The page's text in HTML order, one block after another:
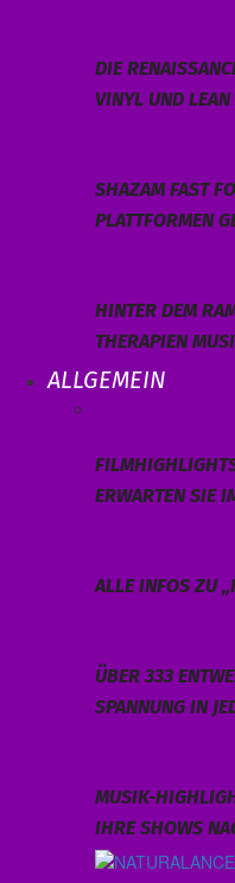
DIE
VINYL UND
SHAZAM FAST
PLATTFORMEN
HINTER DEM
THERAPIEN
ALLGEMEIN
ERWARTEN SIE
ALLE INFOS ZU
ÜBER 333
PANNUNG IN
MUSIK-
IHRE SHOWS